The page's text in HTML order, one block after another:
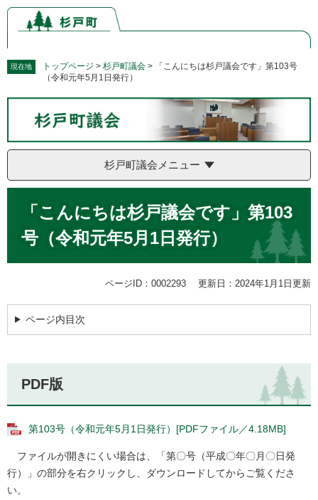
ペ
の
で
メ
ー
ば
本
現在地 トップページ > 杉戸町議会 >
「こんにちは杉戸議会です」第103号
（令和元年5月1日発行）
杉戸町議会メニュー
「こんにちは杉戸議会です」第103
号（令和元年5月1日発行）
ページID：0002293 更新日：2024年1月1日更新
ページ内目次
PDF版
第103号（令和元年5月1日発行）[PDFファイル／4.18MB]
ファイルが開きにくい場合は、「第〇号（平成〇年〇月〇日発
行）」の部分を右クリックし、ダウンロードしてからご覧くださ
い。